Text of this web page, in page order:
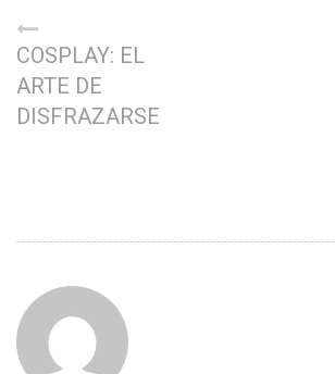
COSPLAY: EL
ARTE DE
DISFRAZARSE